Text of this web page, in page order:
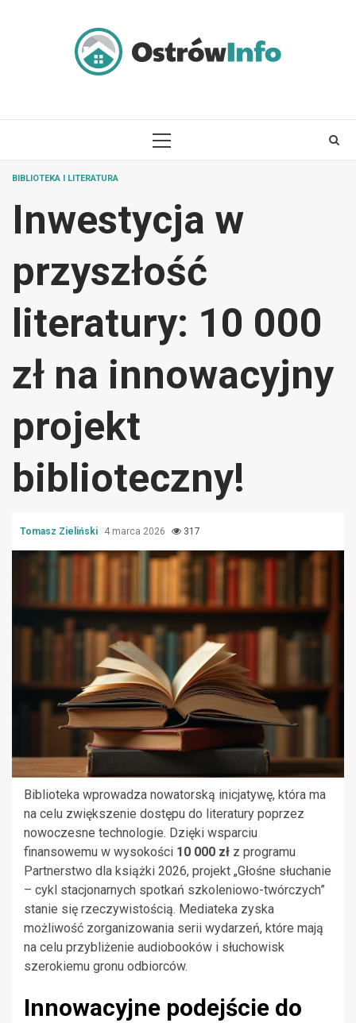
PRIMARY
BIBLIOTEKA I LITERATURA
Inwestycja w
przyszłość
literatury: 10 000
zł na innowacyjny
projekt
biblioteczny!
Tomasz Zieliński 4 marca 2026 317
Biblioteka wprowadza nowatorską inicjatywę, która ma
na celu zwiększenie dostępu do literatury poprzez
nowoczesne technologie. Dzięki wsparciu
finansowemu w wysokości 10 000 zł z programu
Partnerstwo dla książki 2026, projekt „Głośne słuchanie
– cykl stacjonarnych spotkań szkoleniowo-twórczych”
stanie się rzeczywistością. Mediateka zyska
możliwość zorganizowania serii wydarzeń, które mają
na celu przybliżenie audiobooków i słuchowisk
szerokiemu gronu odbiorców.
Innowacyjne podejście do